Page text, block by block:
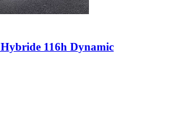
Hybride 116h Dynamic